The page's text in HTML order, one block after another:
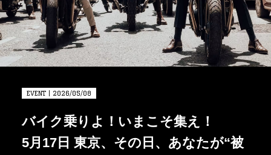
EVENT | 2026/05/08
バイク乗りよ！いまこそ集え！
5月17日 東京、その日、あなたが“被